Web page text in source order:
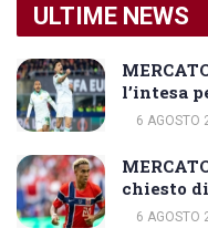
ULTIME NEWS
l’intesa
6 AGOSTO
chiesto
6 AGOSTO